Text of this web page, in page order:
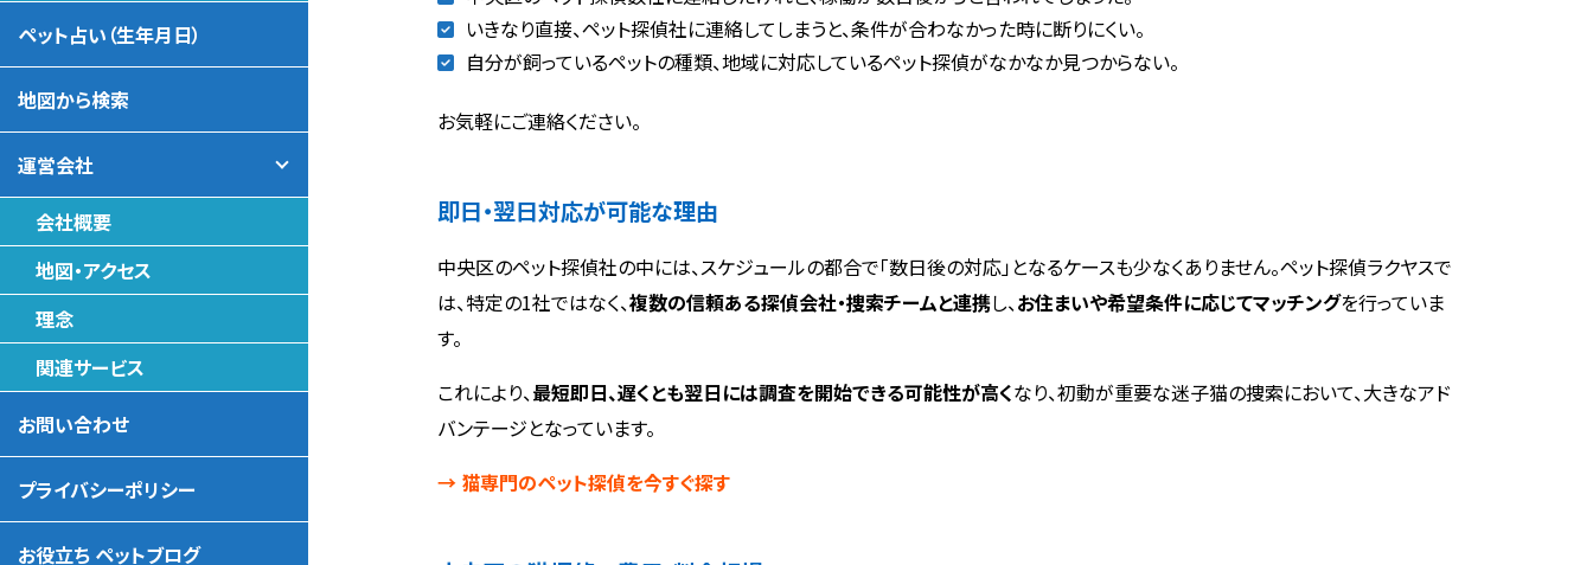
いきなり直接、ペット探偵社に連絡してしまうと、条件が合わなかった時に断りにくい。
自分が飼っているペットの種類、地域に対応しているペット探偵がなかなか見つからない。
お気軽にご連絡ください。
即日・翌日対応が可能な理由
中央区のペット探偵社の中には、スケジュールの都合で「数日後の対応」となるケースも少なくありません。ペット探偵ラクヤスで
は、特定の1社ではなく、複数の信頼ある探偵会社・捜索チームと連携し、お住まいや希望条件に応じてマッチングを行っていま
す。
これにより、最短即日、遅くとも翌日には調査を開始できる可能性が高くなり、初動が重要な迷子猫の捜索において、大きなアド
バンテージとなっています。
→ 猫専門のペット探偵を今すぐ探す
ペット占い（生年月日）
地図から検索
運営会社
会社概要
地図・アクセス
理念
関連サービス
お問い合わせ
プライバシーポリシー
お役立ち ペットブログ